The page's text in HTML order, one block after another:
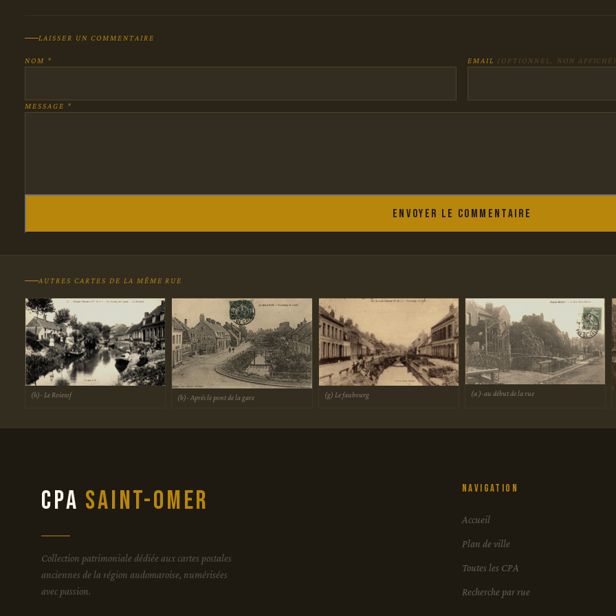
LAISSER UN COMMENTAIRE
NOM * EMAIL (OPTIONNEL, NON
MESSAGE *
Envoyer le commentaire
AUTRES CARTES DE LA MÊME RUE
(h)- Le Roiesof (b)- Aprés le pont de la gare (g) Le faubourg (a )-au début de la rue
CPA Saint-Omer
Collection patrimoniale dédiée aux cartes postales
anciennes de la région audomaroise, numérisées
avec passion.
Navigation
Accueil
Plan de ville
Toutes les CPA
Recherche par rue